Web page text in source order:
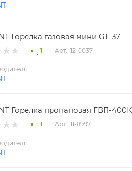
Горелка газовая мини GT-37
: 1 Арт.: 12-0037
Горелка пропановая ГВП-400К
: 1 Арт.: 11-0997